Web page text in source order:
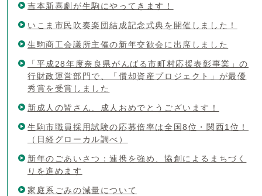
吉本新喜劇が生駒にやってきます！
いこま市民吹奏楽団結成記念式典を開催しました！
生駒商工会議所主催の新年交歓会に出席しました
「平成28年度奈良県がんばる市町村応援表彰事業」の
行財政運営部門で、「償却資産プロジェクト」が最優
秀賞を受賞しました
新成人の皆さん、成人おめでとうございます！
生駒市職員採用試験の応募倍率は全国8位・関西1位！
（日経グローカル調べ）
新年のごあいさつ：連携を強め、協創によるまちづく
りを進めます
家庭系ごみの減量について